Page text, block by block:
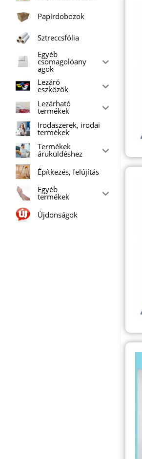
Papírdobozok
Sztreccsfólia
Egyéb
csomagolóany
agok
Lezáró
eszközök
Lezárható
termékek
Irodaszerek, irodai
termékek
Termékek
áruküldéshez
Építkezés, felújítás
Egyéb
termékek
Újdonságok